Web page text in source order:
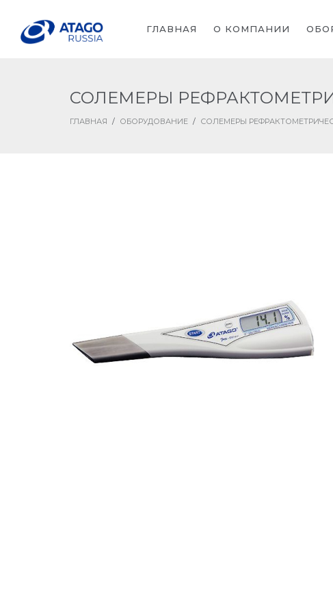
ГЛАВНАЯ О КОМПАНИИ
СОЛЕМЕРЫ
ГЛАВНАЯ / ОБОРУДОВАНИЕ / СОЛЕМЕРЫ